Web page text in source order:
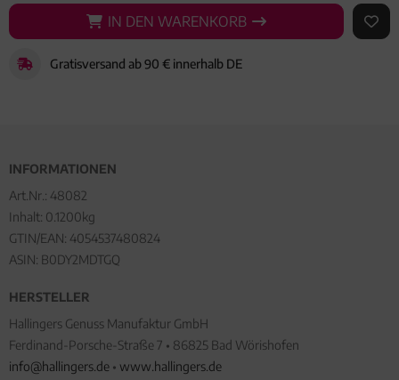
IN DEN WARENKORB
IN DEN WARENKORB AUF
Gratisversand ab 90 € innerhalb DE
INFORMATIONEN
Art.Nr.: 48082
Inhalt: 0.1200kg
GTIN/EAN: 4054537480824
ASIN: B0DY2MDTGQ
HERSTELLER
Hallingers Genuss Manufaktur GmbH
Ferdinand-Porsche-Straße 7 • 86825 Bad Wörishofen
info@hallingers.de • www.hallingers.de